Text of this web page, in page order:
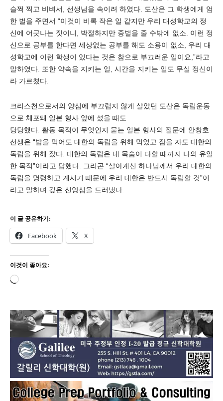
슬쩍 찍고 비벼서, 선생님을 속이려 하였다. 도산은 그 학생에게 엄
한 벌을 주면서 “이것이 비록 작은 일 같지만 우리 대성학교의 정
신에 어긋나는 짓이니, 박절하지만 중벌을 줄 수밖에 없소. 이런 정
신으로 공부를 한다면 세상없는 공부를 해도 소용이 없소, 우리 대
성학교에 이런 학생이 있다는 것은 참으로 부끄러운 일이요,”라고
말하였다. 또한 약속을 지키는 일, 시간을 지키는 일도 무실 정신이
라 가르쳤다.
크리스천으로서의 양심에 부끄럽지 않게 살았던 도산은 독립운동
으로 체포돼 일본 형사 앞에 섰을 때도
당당했다. 활동 목적이 무엇인지 묻는 일본 형사의 질문에 안창호
선생은 “밥을 먹어도 대한의 독립을 위해 먹었고 잠을 자도 대한의
독립을 위해 잤다. 대한의 독립은 내 목숨이 다할 때까지 나의 유일
한 목적”이라고 답했다. 그리곤 “살아계신 하나님께서 우리 대한의
독립을 명령하고 계시기 때문에 우리 대한은 반드시 독립할 것”이
라고 말하며 깊은 신앙심을 드러냈다.
이 글 공유하기:
Facebook X
이것이 좋아요:
로